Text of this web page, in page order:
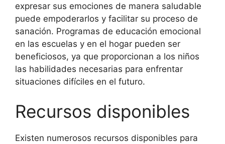
expresar sus emociones de manera saludable
puede empoderarlos y facilitar su proceso de
sanación. Programas de educación emocional
en las escuelas y en el hogar pueden ser
beneficiosos, ya que proporcionan a los niños
las habilidades necesarias para enfrentar
situaciones difíciles en el futuro.
Recursos disponibles
Existen numerosos recursos disponibles para